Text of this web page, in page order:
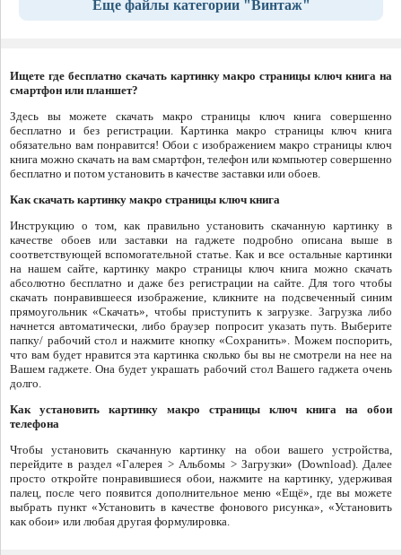
Еще файлы категории "Винтаж"
Ищете где бесплатно скачать картинку макро страницы ключ книга на
смартфон или планшет?
Здесь вы можете скачать макро страницы ключ книга совершенно
бесплатно и без регистрации. Картинка макро страницы ключ книга
обязательно вам понравится! Обои с изображением макро страницы ключ
книга можно скачать на вам смартфон, телефон или компьютер совершенно
бесплатно и потом установить в качестве заставки или обоев.
Как скачать картинку макро страницы ключ книга
Инструкцию о том, как правильно установить скачанную картинку в
качестве обоев или заставки на гаджете подробно описана выше в
соответствующей вспомогательной статье. Как и все остальные картинки
на нашем сайте, картинку макро страницы ключ книга можно скачать
абсолютно бесплатно и даже без регистрации на сайте. Для того чтобы
скачать понравившееся изображение, кликните на подсвеченный синим
прямоугольник «Скачать», чтобы приступить к загрузке. Загрузка либо
начнется автоматически, либо браузер попросит указать путь. Выберите
папку/ рабочий стол и нажмите кнопку «Сохранить». Можем поспорить,
что вам будет нравится эта картинка сколько бы вы не смотрели на нее на
Вашем гаджете. Она будет украшать рабочий стол Вашего гаджета очень
долго.
Как установить картинку макро страницы ключ книга на обои
телефона
Чтобы установить скачанную картинку на обои вашего устройства,
перейдите в раздел «Галерея > Альбомы > Загрузки» (Download). Далее
просто откройте понравившиеся обои, нажмите на картинку, удерживая
палец, после чего появится дополнительное меню «Ещё», где вы можете
выбрать пункт «Установить в качестве фонового рисунка», «Установить
как обои» или любая другая формулировка.